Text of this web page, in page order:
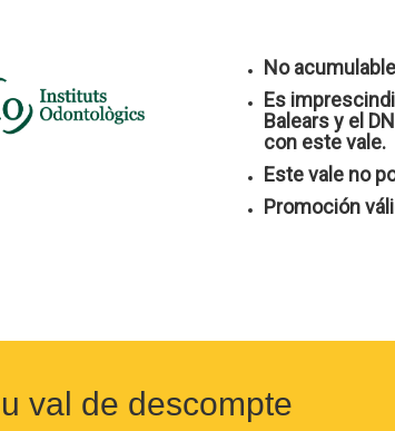
No
Es
Balears y el
con este vale.
Este vale no
Promoción
val de descompte